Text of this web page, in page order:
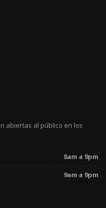
abiertas al público en los
8am a 9pm
9am a 9pm